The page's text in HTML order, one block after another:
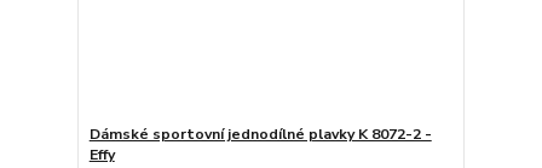
Dámské sportovní jednodílné plavky K 8072-2 -
Effy